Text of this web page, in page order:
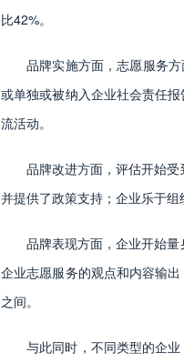
比42%。
品牌实施方面，志愿服务
或单独或被纳入企业社会责任
流活动。
品牌改进方面，评估开始
并提供了政策支持；企业乐于组
品牌表现方面，企业开始
企业志愿服务的观点和内容输
之间。
与此同时，不同类型的企